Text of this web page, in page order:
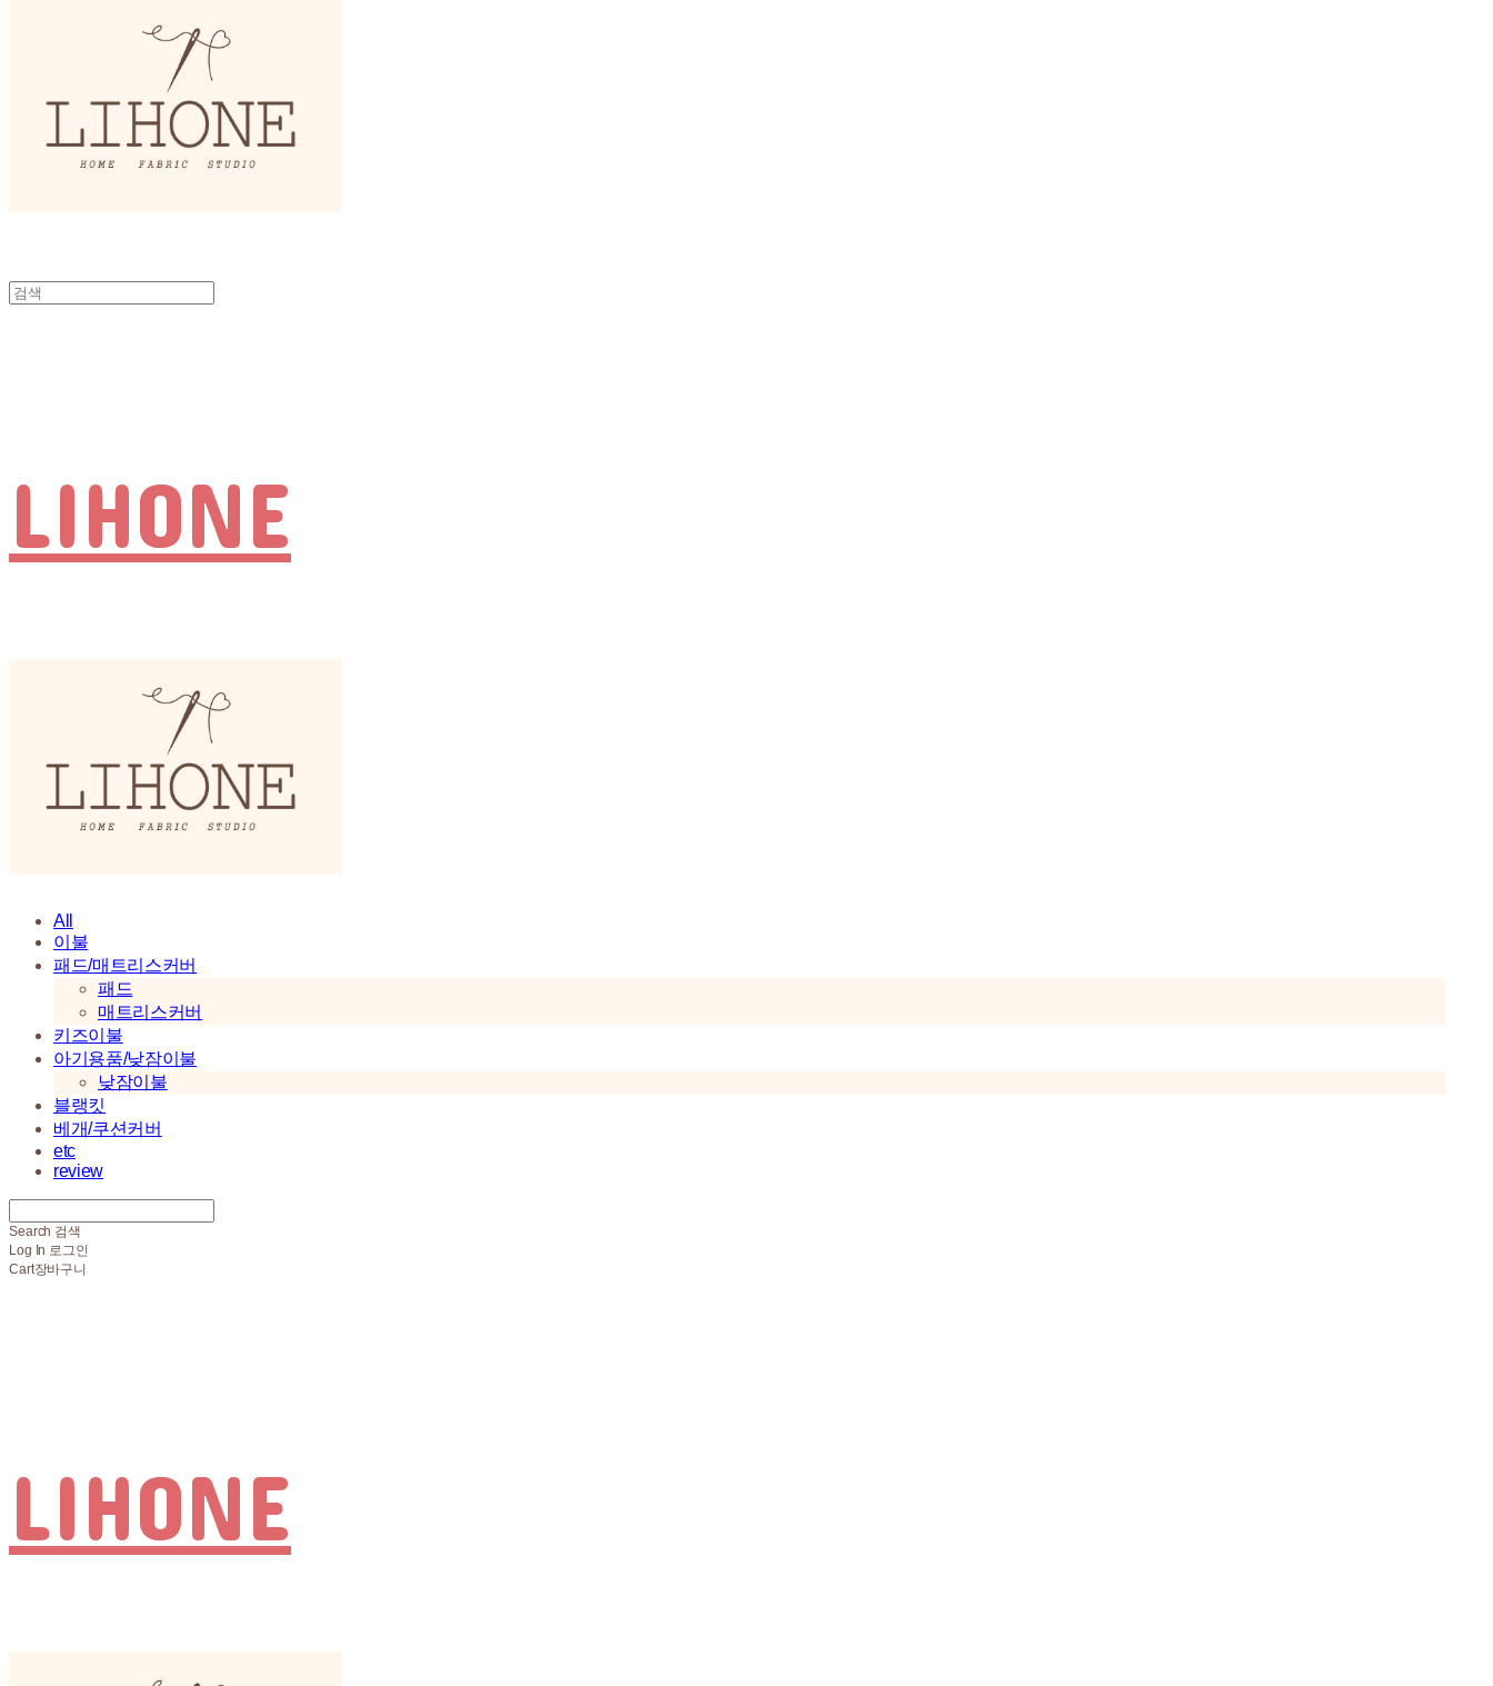
LIHONE
All
이불
패드/매트리스커버
패드
매트리스커버
키즈이불
아기용품/낮잠이불
낮잠이불
블랭킷
베개/쿠션커버
etc
review
Search 검색
Log In 로그인
Cart장바구니
LIHONE